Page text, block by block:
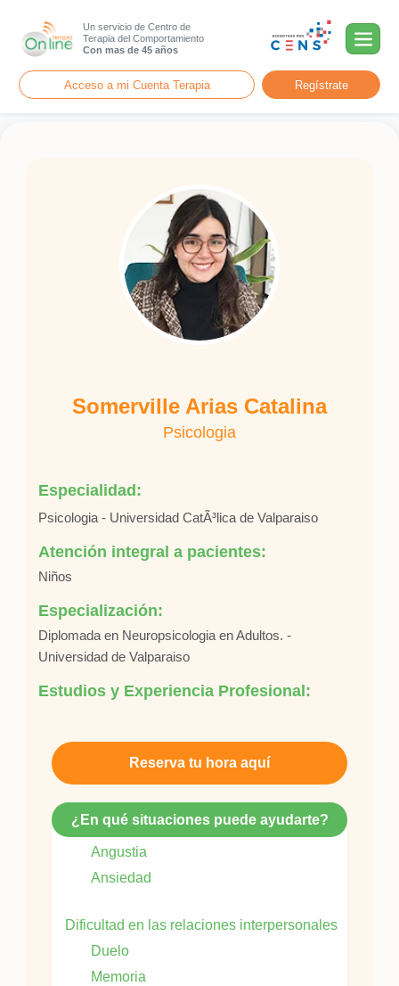
Un servicio de Centro de
Terapia del Comportamiento
Con mas de 45 años
Acceso a mi Cuenta Terapia Regístrate
Somerville Arias Catalina
Psicologia
Especialidad:
Psicologia - Universidad CatÃ³lica de Valparaiso
Atención integral a pacientes:
Niños
Especialización:
Diplomada en Neuropsicologia en Adultos. -
Universidad de Valparaiso
Estudios y Experiencia Profesional:
Reserva tu hora aquí
¿En qué situaciones puede ayudarte?
Angustia
Ansiedad
Dificultad en las relaciones interpersonales
Duelo
Memoria